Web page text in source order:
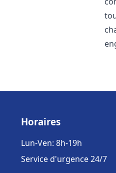
Horaires
Lun-Ven: 8h-19h
Service d'urgence 24/7